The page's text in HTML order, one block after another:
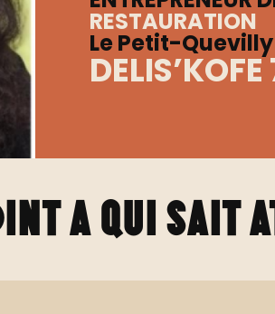
RESTAURATION
Le Petit-Quevilly
DELIS’KOFE
A QUI SAIT